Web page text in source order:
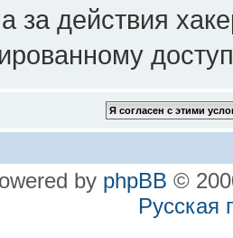
за действия
by phpBB ©
Русская